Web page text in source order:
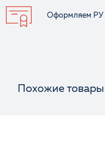
Оформляем РУ
Похожие товары